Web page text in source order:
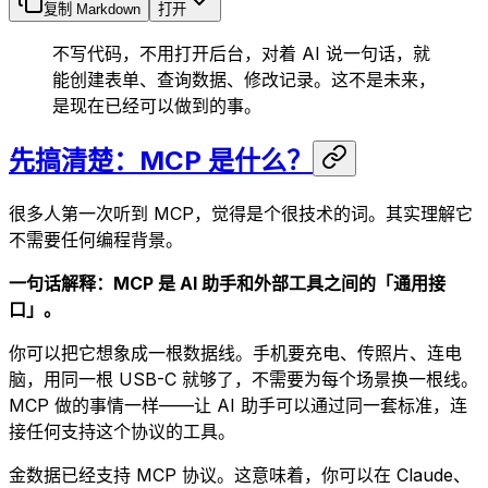
复制 Markdown 打开
不写代码，不用打开后台，对着 AI 说一句话，就
能创建表单、查询数据、修改记录。这不是未来，
是现在已经可以做到的事。
先搞清楚：MCP 是什么？
很多人第一次听到 MCP，觉得是个很技术的词。其实理解它
不需要任何编程背景。
一句话解释：MCP 是 AI 助手和外部工具之间的「通用接
口」。
你可以把它想象成一根数据线。手机要充电、传照片、连电
脑，用同一根 USB-C 就够了，不需要为每个场景换一根线。
MCP 做的事情一样——让 AI 助手可以通过同一套标准，连
接任何支持这个协议的工具。
金数据已经支持 MCP 协议。这意味着，你可以在 Claude、